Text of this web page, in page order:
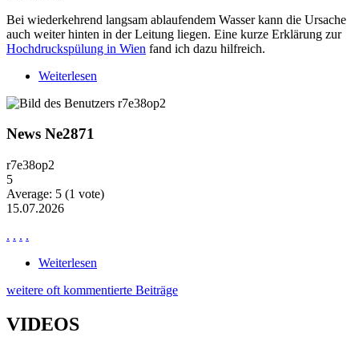
Bei wiederkehrend langsam ablaufendem Wasser kann die Ursache
auch weiter hinten in der Leitung liegen. Eine kurze Erklärung zur
Hochdruckspülung in Wien fand ich dazu hilfreich.
Weiterlesen
News Ne2871
r7e38op2
5
Average: 5 (1 vote)
15.07.2026
. . . .
Weiterlesen
weitere oft kommentierte Beiträge
VIDEOS